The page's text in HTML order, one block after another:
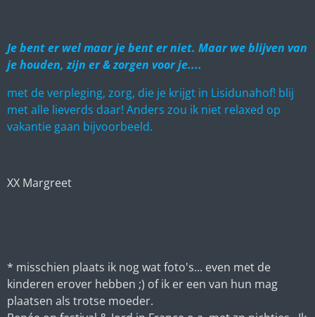
Je bent er wel maar je bent er niet. Maar we blijven van
je houden, zijn er & zorgen voor je....
met de verpleging, zorg, die je krijgt in Lisidunahof! blij
met alle lieverds daar! Anders zou ik niet relaxed op
vakantie gaan bijvoorbeeld.
XX Margreet
* misschien plaats ik nog wat foto's... even met de
kinderen erover hebben ;) of ik er een van hun mag
plaatsen als trotse moeder.